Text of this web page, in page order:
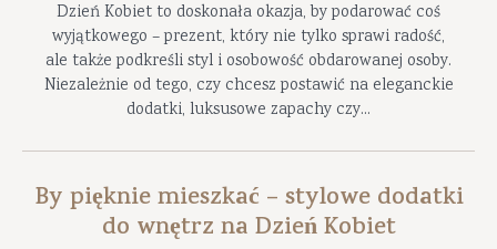
Dzień Kobiet to doskonała okazja, by podarować coś
wyjątkowego – prezent, który nie tylko sprawi radość,
ale także podkreśli styl i osobowość obdarowanej osoby.
Niezależnie od tego, czy chcesz postawić na eleganckie
dodatki, luksusowe zapachy czy...
By pięknie mieszkać – stylowe dodatki
do wnętrz na Dzień Kobiet